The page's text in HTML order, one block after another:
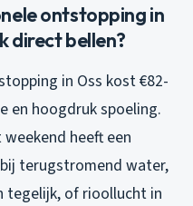
ontstopping in
direct bellen?
in Oss kost €82-
en hoogdruk spoeling.
heeft een
terugstromend water,
tegelijk, of rioollucht in